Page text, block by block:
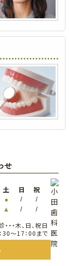
せ
土
●
▲
日
/
/
祝
/
/
・・・木、日、祝日
～17：00まで